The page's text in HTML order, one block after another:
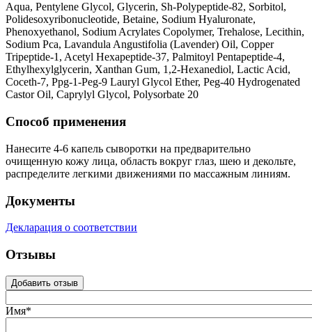
Aqua, Pentylene Glycol, Glycerin, Sh-Polypeptide-82, Sorbitol,
Polidesoxyribonucleotide, Betaine, Sodium Hyaluronate,
Phenoxyethanol, Sodium Acrylates Copolymer, Trehalose, Lecithin,
Sodium Pca, Lavandula Angustifolia (Lavender) Oil, Copper
Tripeptide-1, Acetyl Hexapeptide-37, Palmitoyl Pentapeptide-4,
Ethylhexylglycerin, Xanthan Gum, 1,2-Hexanediol, Lactic Acid,
Coceth-7, Ppg-1-Peg-9 Lauryl Glycol Ether, Peg-40 Hydrogenated
Castor Oil, Caprylyl Glycol, Polysorbate 20
Способ применения
Нанесите 4-6 капель сыворотки на предварительно
очищенную кожу лица, область вокруг глаз, шею и декольте,
распределите легкими движениями по массажным линиям.
Документы
Декларация о соответствии
Отзывы
Добавить отзыв
Имя*